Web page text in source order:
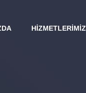
HIZMETLERIMIZ